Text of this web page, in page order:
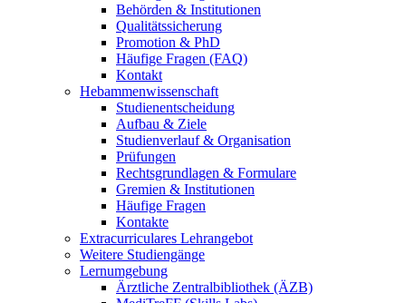
Behörden & Institutionen
Qualitätssicherung
Promotion & PhD
Häufige Fragen (FAQ)
Kontakt
Hebammenwissenschaft
Studienentscheidung
Aufbau & Ziele
Studienverlauf & Organisation
Prüfungen
Rechtsgrundlagen & Formulare
Gremien & Institutionen
Häufige Fragen
Kontakte
Extracurriculares Lehrangebot
Weitere Studiengänge
Lernumgebung
Ärztliche Zentralbibliothek (ÄZB)